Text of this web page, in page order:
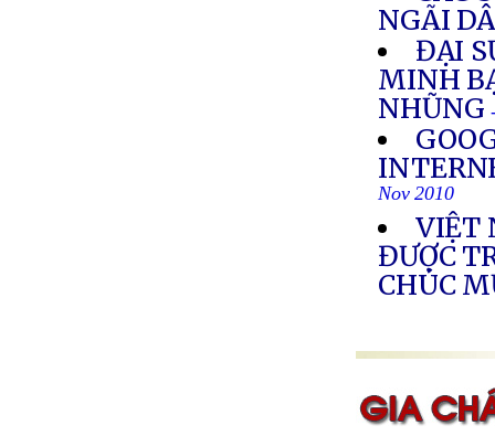
NGÃI
ĐẠI
MINH
NHŨNG
Nov 2010
VIỆT
ĐƯỢC
CHÚC